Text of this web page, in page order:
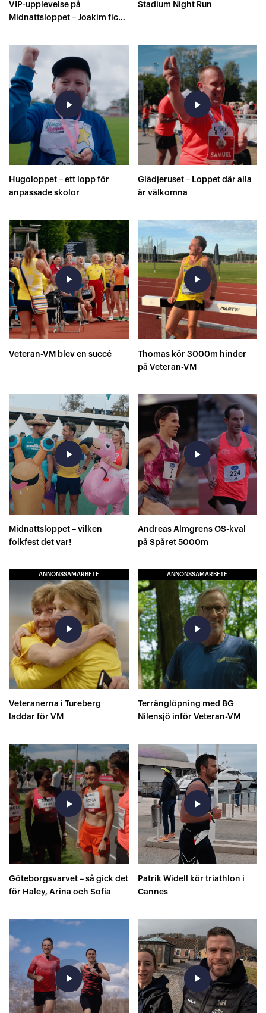
VIP-upplevelse på
Midnattsloppet – Joakim fick
Springer
Stadium Night Run
play_arrow
Hugoloppet – ett lopp för
anpassade skolor
play_arrow
Glädjeruset – Loppet där alla
är välkomna
play_arrow
Veteran-VM blev en succé
play_arrow
Thomas kör 3000m hinder
på Veteran-VM
play_arrow
Midnattsloppet – vilken
folkfest det var!
play_arrow
Andreas Almgrens OS-kval
på Spåret 5000m
ANNONSSAMARBETE
play_arrow
Veteranerna i Tureberg
laddar för VM
ANNONSSAMARBETE
play_arrow
Terränglöpning med BG
Nilensjö inför Veteran-VM
play_arrow
Göteborgsvarvet – så gick det
för Haley, Arina och Sofia
play_arrow
Patrik Widell kör triathlon i
Cannes
play_arrow play_arrow